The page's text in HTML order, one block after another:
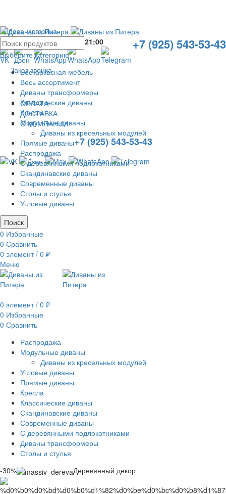
Адреса магазина
+7 (925) 543-53-43
Без выходных с10:00 21:00
Заказ звонка
ОПЛАТА
ДОСТАВКА
О КОМПАНИИ
+7 (925) 543-53-43
Выберите категорию
Бескаркасная мебель
Весь ассортимент
Диваны трансформеры
Классические диваны
Кресла
Модульные диваны
Диваны из кресельных модулей
Прямые диваны
Распродажа
С деревянными подлокотниками
Скандинавские диваны
Современные диваны
Столы и стулья
Угловые диваны
Поиск
0 Избранные
0 Сравнить
0 элемент / 0 ₽
Меню
0 элемент / 0 ₽
0 Избранные
0 Сравнить
Распродажа
Модульные диваны
Диваны из кресельных модулей
Угловые диваны
Прямые диваны
Кресла
Классические диваны
Скандинавские диваны
Современные диваны
С деревянными подлокотниками
Диваны трансформеры
Столы и стулья
-30%
Деревянный декор